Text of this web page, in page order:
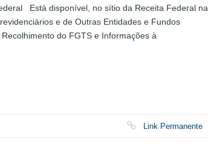
Está disponível, no sítio da Receita Federal na
e de Outras Entidades e Fundos
do FGTS e Informações à
Link Permanente